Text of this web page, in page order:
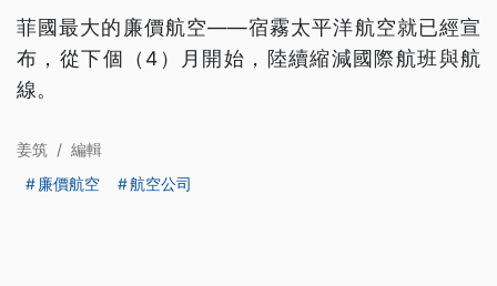
菲國最大的廉價航空——宿霧太平洋航空就已經宣
布，從下個（4）月開始，陸續縮減國際航班與航
線。
姜筑 / 編輯
廉價航空
航空公司